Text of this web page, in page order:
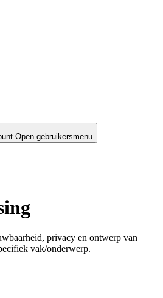
Open gebruikersmenu
privacy en ontwerp van
vak/onderwerp.